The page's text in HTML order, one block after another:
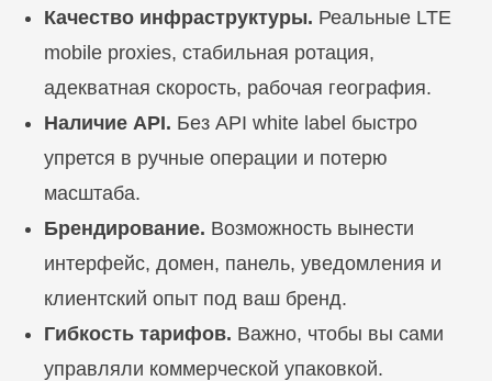
Качество инфраструктуры. Реальные LTE
mobile proxies, стабильная ротация,
адекватная скорость, рабочая география.
Наличие API. Без API white label быстро
упрется в ручные операции и потерю
масштаба.
Брендирование. Возможность вынести
интерфейс, домен, панель, уведомления и
клиентский опыт под ваш бренд.
Гибкость тарифов. Важно, чтобы вы сами
управляли коммерческой упаковкой.
ПЕРЕЙТИ В БЛОГ